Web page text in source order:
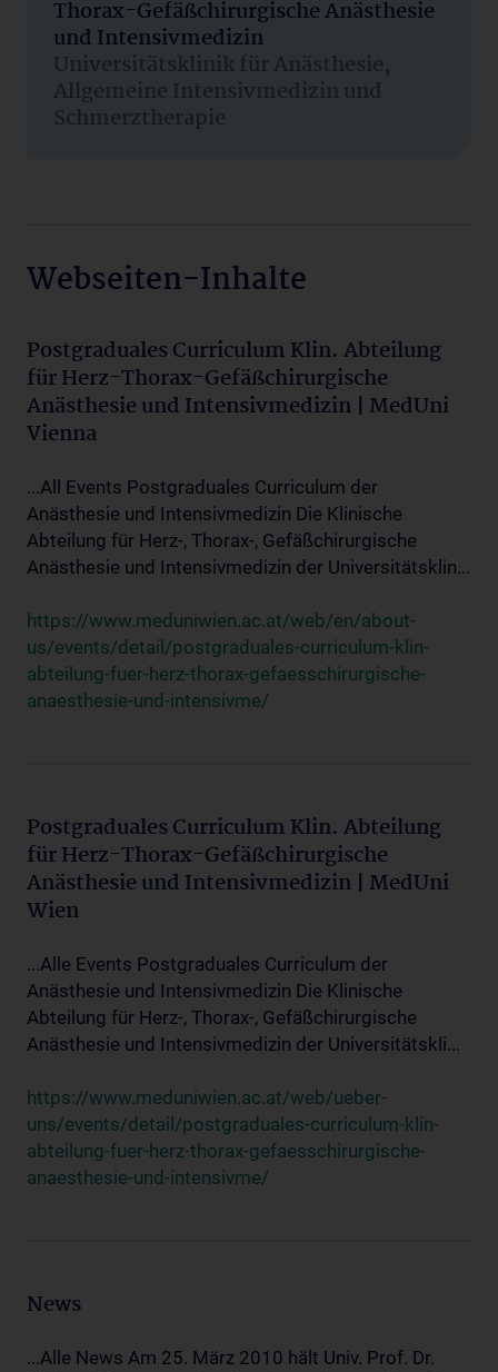
Thorax-Gefäßchirurgische Anästhesie
und Intensivmedizin
Universitätsklinik für Anästhesie,
Allgemeine Intensivmedizin und
Schmerztherapie
Webseiten-Inhalte
Postgraduales Curriculum Klin. Abteilung
für Herz-Thorax-Gefäßchirurgische
Anästhesie und Intensivmedizin | MedUni
Vienna
...All Events Postgraduales Curriculum der
Anästhesie und Intensivmedizin Die Klinische
Abteilung für Herz-, Thorax-, Gefäßchirurgische
Anästhesie und Intensivmedizin der Universitätsklin...
https://www.meduniwien.ac.at/web/en/about-
us/events/detail/postgraduales-curriculum-klin-
abteilung-fuer-herz-thorax-gefaesschirurgische-
anaesthesie-und-intensivme/
Postgraduales Curriculum Klin. Abteilung
für Herz-Thorax-Gefäßchirurgische
Anästhesie und Intensivmedizin | MedUni
Wien
...Alle Events Postgraduales Curriculum der
Anästhesie und Intensivmedizin Die Klinische
Abteilung für Herz-, Thorax-, Gefäßchirurgische
Anästhesie und Intensivmedizin der Universitätskli...
https://www.meduniwien.ac.at/web/ueber-
uns/events/detail/postgraduales-curriculum-klin-
abteilung-fuer-herz-thorax-gefaesschirurgische-
anaesthesie-und-intensivme/
News
...Alle News Am 25. März 2010 hält Univ. Prof. Dr.